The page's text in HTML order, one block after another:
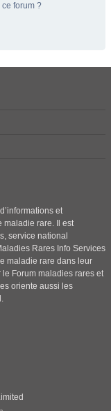
forum ?
et
maladie rare. Il est
service national
Rares Info Services
maladie rare dans leur
Forum maladies rares et
oriente aussi les